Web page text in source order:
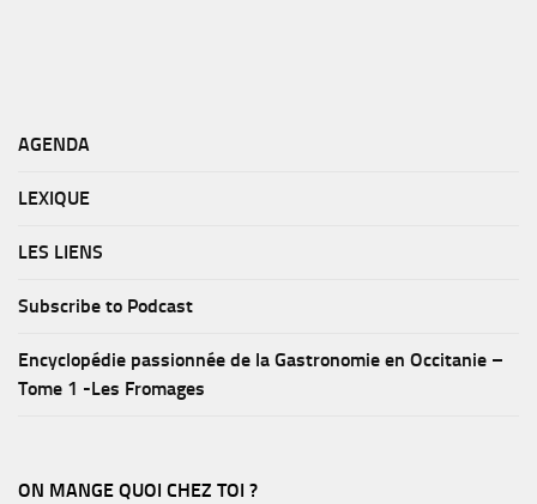
AGENDA
LEXIQUE
LES LIENS
Subscribe to Podcast
Encyclopédie passionnée de la Gastronomie en Occitanie –
Tome 1 -Les Fromages
ON MANGE QUOI CHEZ TOI ?